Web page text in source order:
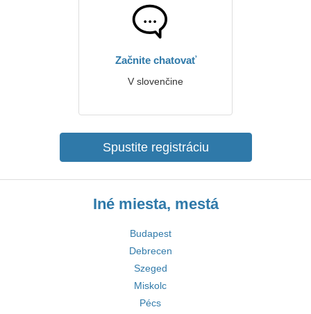
Začnite chatovať
V slovenčine
Spustite registráciu
Iné miesta, mestá
Budapest
Debrecen
Szeged
Miskolc
Pécs